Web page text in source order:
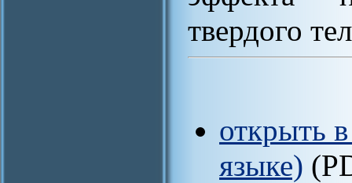
твердого
открыть
языке)